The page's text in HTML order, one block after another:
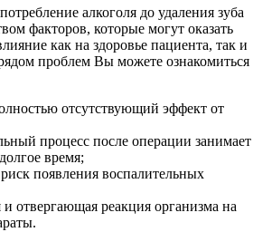
алкоголя до удаления зуба
факторов, которые могут оказать
как на здоровье пациента, так и
проблем Вы можете ознакомиться
отсутствующий эффект от
процесс после операции занимает
время;
появления воспалительных
отвергающая реакция организма на